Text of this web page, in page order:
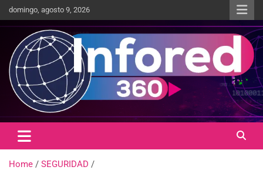
domingo, agosto 9, 2026
infored360.mx
Un giro en la información
Home
SEGURIDAD